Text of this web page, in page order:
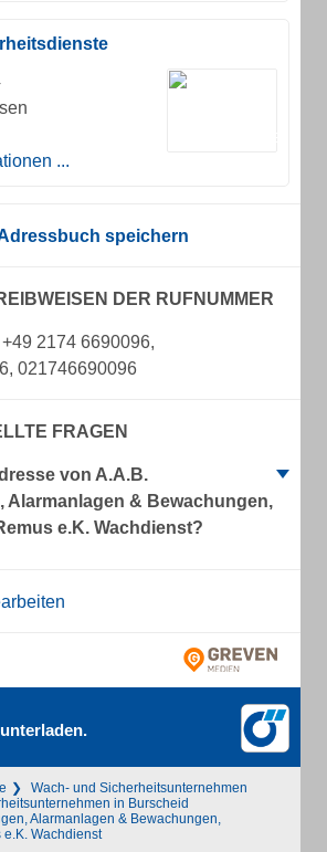
...
speichern
DER RUFNUMMER
2174 6690096,
021746690096
FRAGEN
von A.A.B.
Alarmanlagen & Bewachungen,
e.K. Wachdienst?
Wach- und Sicherheitsunternehmen
in Burscheid
Alarmanlagen & Bewachungen,
e.K. Wachdienst